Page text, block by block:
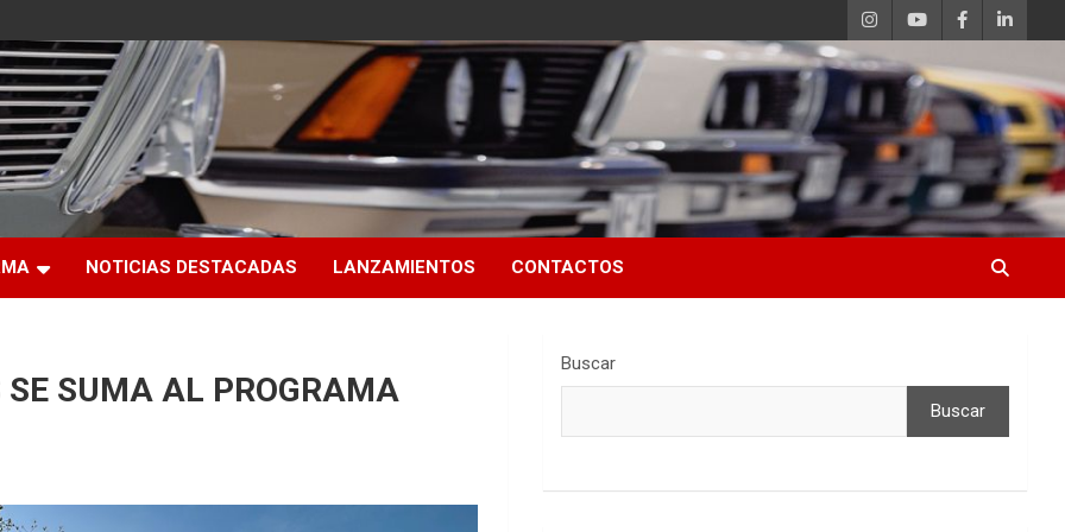
NOTICIAS DESTACADAS LANZAMIENTOS CONTACTOS
SUMA AL PROGRAMA
Buscar
Buscar